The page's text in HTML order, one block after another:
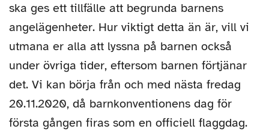
ska ges ett tillfälle att begrunda barnens
angelägenheter. Hur viktigt detta än är, vill vi
utmana er alla att lyssna på barnen också
under övriga tider, eftersom barnen förtjänar
det. Vi kan börja från och med nästa fredag
20.11.2020, då barnkonventionens dag för
första gången firas som en officiell flaggdag.